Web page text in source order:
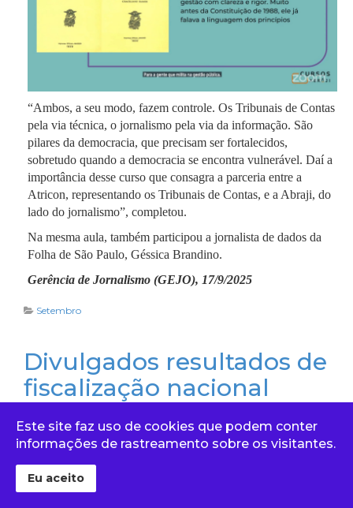
“Ambos, a seu modo, fazem controle. Os Tribunais de Contas
pela via técnica, o jornalismo pela via da informação. São
pilares da democracia, que precisam ser fortalecidos,
sobretudo quando a democracia se encontra vulnerável. Daí a
importância desse curso que consagra a parceria entre a
Atricon, representando os Tribunais de Contas, e a Abraji, do
lado do jornalismo”, completou.
Na mesma aula, também participou a jornalista de dados da
Folha de São Paulo, Géssica Brandino.
Gerência de Jornalismo (GEJO), 17/9/2025
Setembro
Divulgados resultados de
fiscalização nacional
sobre acesso a água e
saneamento em escolas
públicas
Este site faz uso de cookies que podem conter
informações de rastreamento sobre os visitantes.
Eu aceito